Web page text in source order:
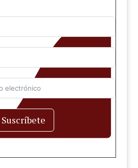
Suscríbete